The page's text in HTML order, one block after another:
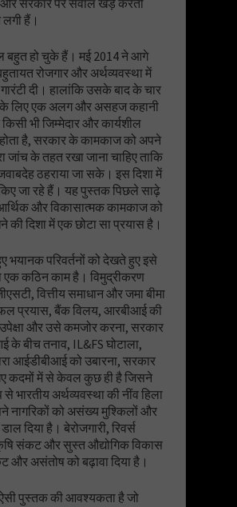
हैं।
बहुत हो चुके हैं। मई 2014 ने आगे
रोजगार और अर्थव्यवस्था में
दी। हालांकि उसके बाद के चार
के लिए एक अलग और असहज कहानी
भी जिम्मेदार और कार्यशील
है, सरकार के कामकाज को अपने
जांच के तहत रखा जाना चाहिए ताकि
ठहराया जा सके। इस दिशा में
जा रहे हैं। यह पुस्तक पिछले साढ़े
आर्थिक और विकासात्मक कामकाज को
की दिशा में एक छोटा सा प्रयास है।
भयानक परिवर्तनों को देखते हुए इसे
कठिन काम है। विमुद्रीकरण
वित्तीय समाधान और जमा बीमा
प्रयास, बैंक विलय, आरबीआई की
और उसे कमजोर करना, सरकार
बीच तनाव, IL&FS घोटाला,
आईडीबीआई को उबारना, सरकार
गए कदमों में से केवल कुछ ही है जिसने
भारतीय अर्थव्यवस्था की नींव हिला
नागरिकों को असंख्य मुश्किलों और
दिया है। बेरोजगारी, रिवर्स
संकट और सुस्त औद्योगिक विकास
असंतोष को बढ़ावा दिया है।
पुस्तक की आवश्यकता है जो